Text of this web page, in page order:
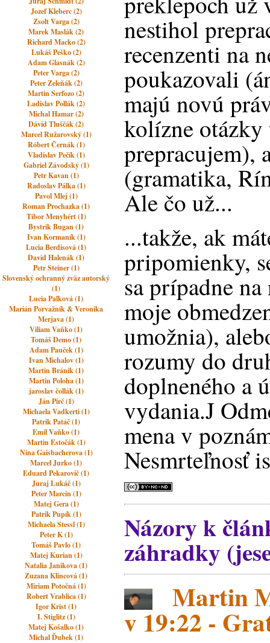
Jozef Kleberc (2)
Zsolt Varga (2)
Marek Maslák (2)
Richard Macko (2)
Lukáš Peško (2)
Adam Glasnák (2)
Peter Varga (2)
Peter Zeleňák (2)
Martin Serfozo (2)
Ladislav Pollák (2)
Michal Hamar (2)
Dávid Tluščák (2)
Marcel Ružarovský (1)
Róbert Černák (1)
Vladislav Pečík (1)
Gabriel Závodský (1)
Petr Kavan (1)
Radoslav Pálka (1)
Pavol Mlej (1)
Roman Prochazka (1)
Tibor Menyhért (1)
Bystrik Bugan (1)
Ivan Kormaník (1)
Lucia Berdisová (1)
David Halenák (1)
Petr Steiner (1)
Slovenský ochranný zväz autorský
(1)
Lucia Palková (1)
Marián Porvažník & Veronika
Merjava (1)
Viliam Vaňko (1)
Tomáš Demo (1)
Adam Pauček (1)
Ivan Michalov (1)
Martin Bránik (1)
Martin Poloha (1)
jaroslav čollák (1)
Ján Pirč (1)
Michaela Vadkerti (1)
Patrik Patáč (1)
Emil Vaňko (1)
Martin Estočák (1)
Nina Gaisbacherova (1)
Marcel Jurko (1)
Eduard Pekarovič (1)
Juraj Lukáč (1)
Peter Marcin (1)
Matej Gera (1)
Patrik Pupík (1)
Michaela Stessl (1)
Peter K (1)
Tomáš Pavlo (1)
Matej Kurian (1)
Natalia Janikova (1)
Zuzana Klincová (1)
Miriam Potočná (1)
Robert Vrablica (1)
Igor Krist (1)
I. Stiglitz (1)
Matej Košalko (1)
Michal Ďubek (1)
nestihol
recenzenti na
poukazovali
majú novú
kolízne otázky
prepracujem),
(gramatika,
Ale čo už...
...takže, ak
pripomienky,
sa prípadne
moje
umožnia),
rozumy do
doplneného a
vydania.J
mena v
Nesmrteľnosť
Názory k
záhradky
Martin
v 19:22 -